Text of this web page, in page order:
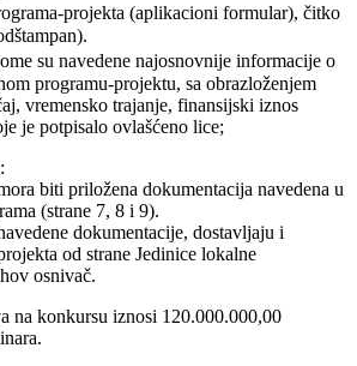
projekta (aplikacioni formular), čitko
su navedene najosnovnije informacije o
programu-projektu, sa obrazloženjem
vremensko trajanje, finansijski iznos
je potpisalo ovlašćeno lice;
biti priložena dokumentacija navedena u
(strane 7, 8 i 9).
dokumentacije, dostavljaju i
od strane Jedinice lokalne
osnivač.
na konkursu iznosi 120.000.000,00